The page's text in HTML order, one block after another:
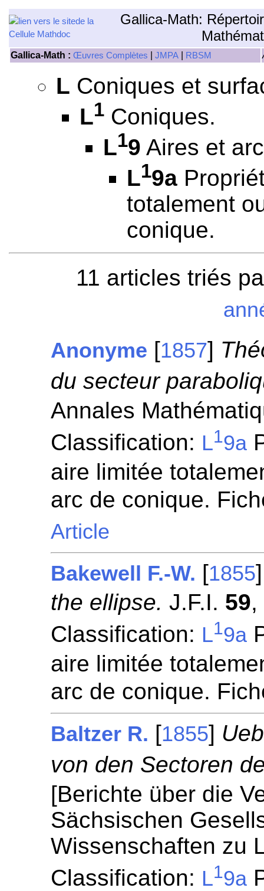
Gallica-Math:
Gallica-Math : Œuvres Complètes JMPA RBSM
L Coniques et
L1 Coniques.
L19 Aires et
L19a
totalement
conique.
11 articles triés
Anonyme [1857]
du secteur
Annales
Classification: L19a
aire limitée
arc de conique.
Article
Bakewell F.-W. [1855
the ellipse. J.F.I. 59,
Classification: L19a
aire limitée
arc de conique.
Baltzer R. [1855]
von den Sectoren
[Berichte über die
Sächsischen
Wissenschaften zu
Classification: L19a